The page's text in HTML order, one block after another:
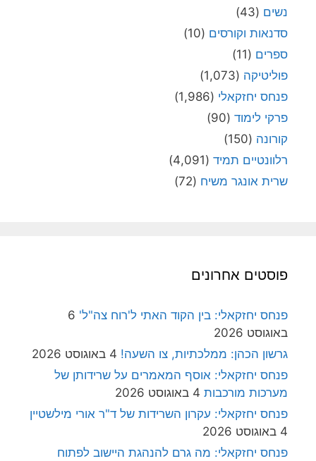
נשים (43)
סדנאות וקורסים (10)
ספרים (11)
פוליטיקה (1,073)
פנחס יחזקאלי (1,986)
פרקי לימוד (90)
קורונה (150)
רלוונטיים תמיד (4,091)
שרית אונגר משיח (72)
פוסטים אחרונים
פנחס יחזקאלי: בין הקוד האתי ל'רוח צה"ל' 6
באוגוסט 2026
גרשון הכהן: ממלכתיות, צו השעה! 4 באוגוסט 2026
פנחס יחזקאלי: אוסף המאמרים על שרידותן של
מערכות מורכבות 4 באוגוסט 2026
פנחס יחזקאלי: עקרון השרידות של ד"ר אורי מילשטיין
4 באוגוסט 2026
פנחס יחזקאלי: מה גרם להנהגת היישוב לפתוח